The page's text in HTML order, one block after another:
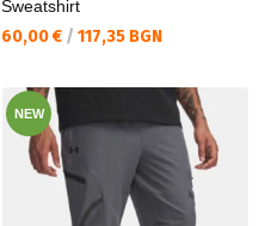
Sweatshirt
Текуща цена:
60,00 € / 117,35 BGN
NEW